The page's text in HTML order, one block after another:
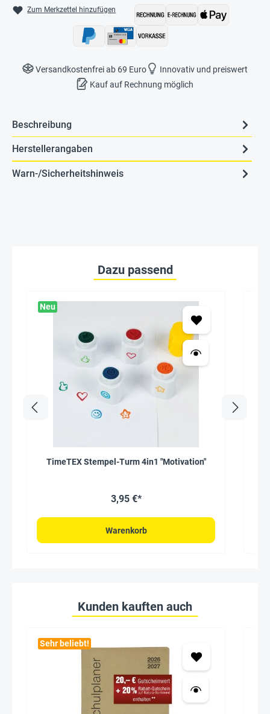
Zum Merkzettel hinzufügen
Versandkostenfrei ab 69 Euro
Innovativ und preiswert
Kauf auf Rechnung möglich
Beschreibung
Herstellerangaben
Warn-/Sicherheitshinweis
Dazu passend
Neu
TimeTEX Stempel-Turm 4in1 "Motivation"
3,95 €*
Warenkorb
Kunden kauften auch
Sehr beliebt!